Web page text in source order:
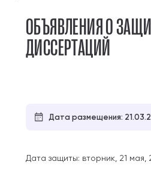
ОБЪЯВЛЕНИЯ О
ДИССЕРТАЦИЙ
Дата размещения:
Дата защиты: вторник, 21 мая,